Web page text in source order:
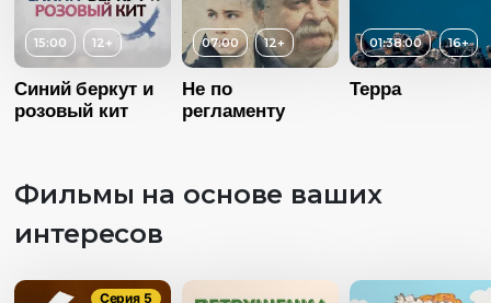
15:00 12+
Синий беркут и
розовый кит
07:00 12+
Не по
регламенту
01:38:00 16+
Терра
Фильмы на основе ваших
интересов
Серия 5